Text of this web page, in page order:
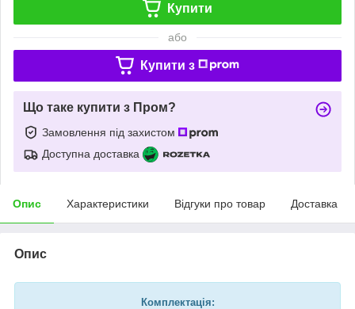
Купити
або
Купити з
Що таке купити з Пром?
Замовлення під захистом
Доступна доставка
Опис Характеристики Відгуки про товар Доставка
Опис
Комплектація: